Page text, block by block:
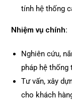
tính hệ thống
Nhiệm vụ chính:
Nghiên cứu,
pháp hệ thống
Tư vấn, xây
cho khách